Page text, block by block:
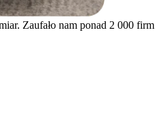
Zaufało nam ponad 2 000 firm